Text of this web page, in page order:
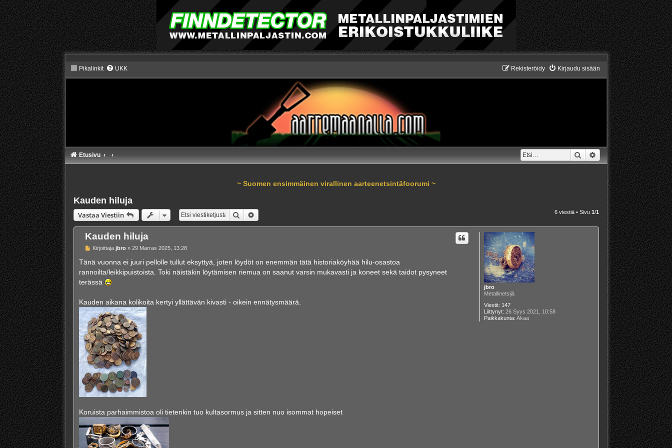
Pikalinkit UKK Kirjaudu sisään
Rekisteröidy
Etsi Tarkennettu haku
Etusivu
~ Suomen ensimmäinen virallinen aarteenetsintäfoorumi ~
Kauden hiluja
Vastaa Viestiin Etsi 6 viestiä • Sivu 1 /1
jbro
Metallinetsijä
Viestit: 147
Liittynyt: 26 Syys 2021, 10:58
Paikkakunta: Akaa
Kauden hiluja
V
e
t
Kirjoittajajbro »29 Marras 2025, 13:28
Tänä vuonna ei juuri pellolle tullut eksyttyä, joten löydöt on enemmän tätä historiaköyhää hilu-osastoa
rannoilta/leikkipuistoista. Toki näistäkin löytämisen riemua on saanut varsin mukavasti ja koneet sekä taidot pysyneet
terässä
Kauden aikana kolikoita kertyi yllättävän kivasti - oikein ennätysmäärä.
Koruista parhaimmistoa oli tietenkin tuo kultasormus ja sitten nuo isommat hopeiset